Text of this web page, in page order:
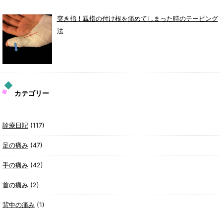
突き指！親指の付け根を痛めてしまった時のテーピング
法
カテゴリー
診療日記 (117)
足の痛み (47)
手の痛み (42)
首の痛み (2)
背中の痛み (1)